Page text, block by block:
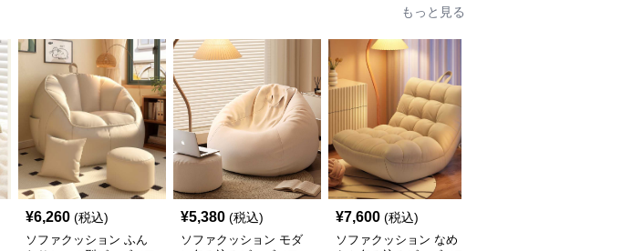
もっと見る
¥6,260 (税込)
ソファクッション ふん
¥5,380 (税込)
ソファクッション モダ
¥7,600 (税込)
ソファクッション なめ